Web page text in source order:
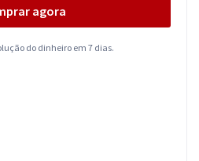
agora
do dinheiro em 7 dias.